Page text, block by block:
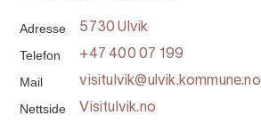
Adresse 5730 Ulvik
Telefon +47 400 07 199
Mail visitulvik@ulvik.kommune.no
Nettside Visitulvik.no